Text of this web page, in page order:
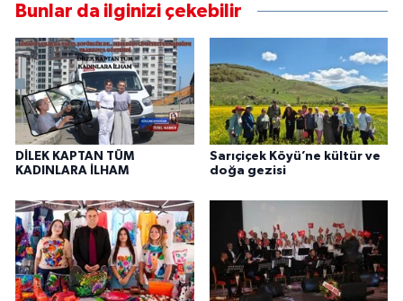
Bunlar da ilginizi çekebilir
DİLEK KAPTAN TÜM
KADINLARA İLHAM
Sarıçiçek Köyü’ne kültür ve
doğa gezisi